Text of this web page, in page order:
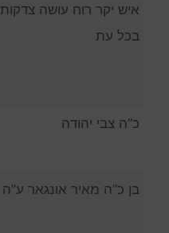
איש יקר רוח עושה צדקות
בכל עת
כ”ה צבי יהודה
בן כ”ה מאיר אונגאר ע”ה